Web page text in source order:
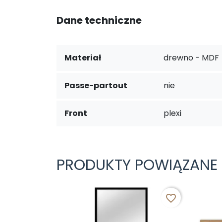
Dane techniczne
Materiał drewno - MDF
Passe-partout nie
Front plexi
PRODUKTY POWIĄZANE
favorite_border